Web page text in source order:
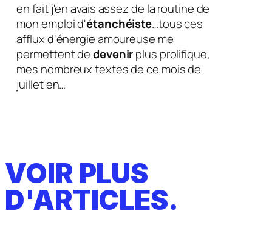
en fait j'en avais assez de la routine de
mon emploi d'étanchéiste…tous ces
afflux d'énergie amoureuse me
permettent dedevenirplus prolifique,
mes nombreux textes de ce mois de
juillet en…
VOIR PLUS
D'ARTICLES.